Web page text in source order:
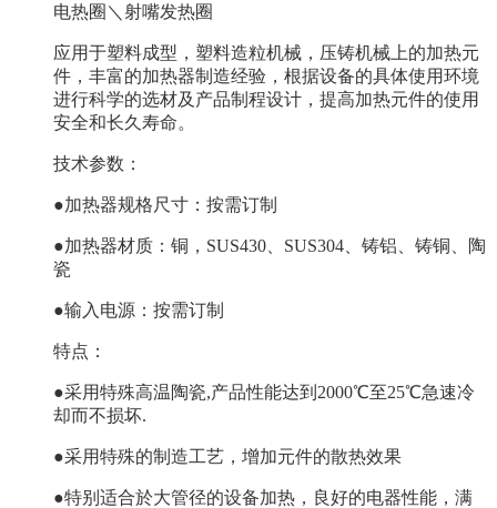
电热圈＼射嘴发热圈
应用于塑料成型，塑料造粒机械，压铸机械上的加热元
件，丰富的加热器制造经验，根据设备的具体使用环境
进行科学的选材及产品制程设计，提高加热元件的使用
安全和长久寿命。
技术参数：
●加热器规格尺寸：按需订制
●加热器材质：铜，SUS430、SUS304、铸铝、铸铜、陶
瓷
●输入电源：按需订制
特点：
●采用特殊高温陶瓷,产品性能达到2000℃至25℃急速冷
却而不损坏.
●采用特殊的制造工艺，增加元件的散热效果
●特别适合於大管径的设备加热，良好的电器性能，满